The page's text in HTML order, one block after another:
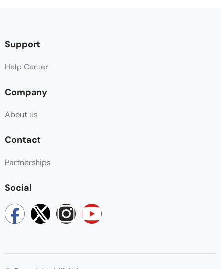
Support
Help Center
Company
About us
Contact
Partnerships
Social